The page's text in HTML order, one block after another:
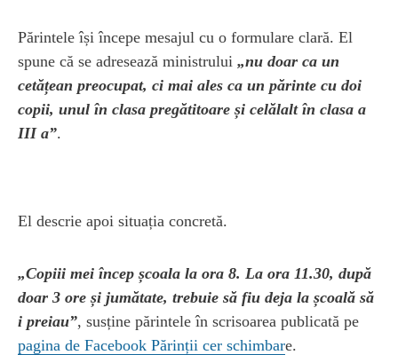
Părintele își începe mesajul cu o formulare clară. El
spune că se adresează ministrului „nu doar ca un
cetățean preocupat, ci mai ales ca un părinte cu doi
copii, unul în clasa pregătitoare și celălalt în clasa a
III a”.
El descrie apoi situația concretă.
„Copiii mei încep școala la ora 8. La ora 11.30, după
doar 3 ore și jumătate, trebuie să fiu deja la școală să
i preiau”, susține părintele în scrisoarea publicată pe
pagina de Facebook Părinții cer schimbare.